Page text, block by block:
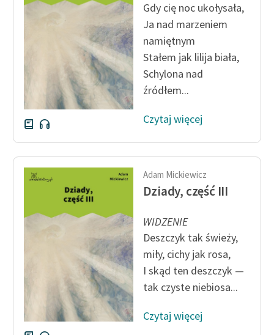
Informacja o treściach
Deklaracja dostępności
Gdy cię noc ukołysała,
Ja nad marzeniem
namiętnym
Stałem jak lilija biała,
Schylona nad
źródłem...
Czytaj więcej
Adam Mickiewicz
Dziady, część III
WIDZENIE
Deszczyk tak świeży,
miły, cichy jak rosa,
I skąd ten deszczyk —
tak czyste niebiosa...
Czytaj więcej